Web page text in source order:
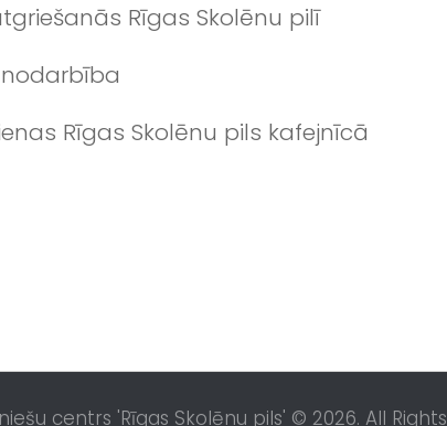
atgriešanās Rīgas Skolēnu pilī
nodarbība
Rīgas Skolēnu pils kafejnīcā
centrs 'Rīgas Skolēnu pils' © 2026. All Rights